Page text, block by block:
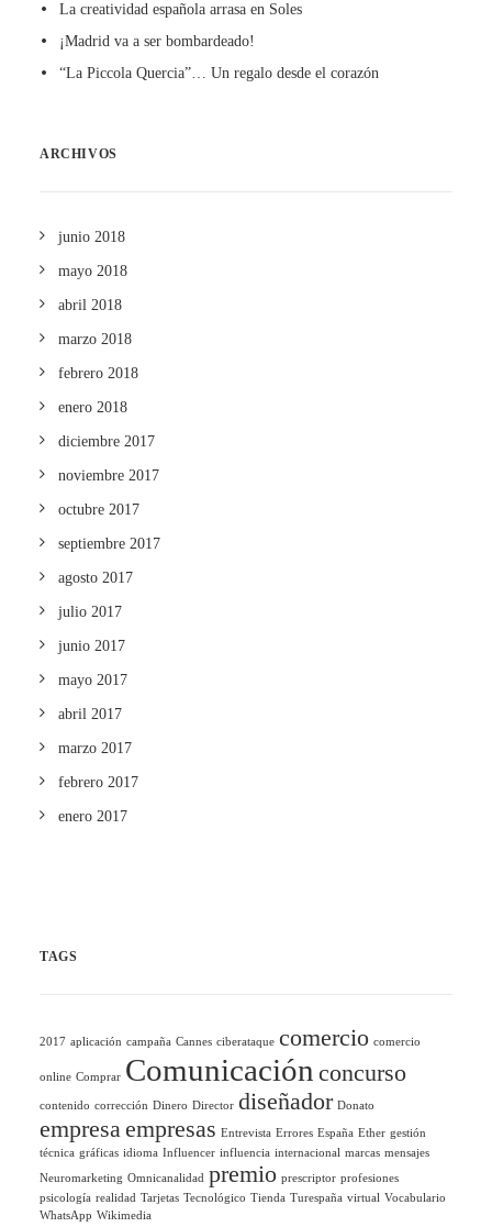
La creatividad española arrasa en Soles
¡Madrid va a ser bombardeado!
“La Piccola Quercia”… Un regalo desde el corazón
ARCHIVOS
junio 2018
mayo 2018
abril 2018
marzo 2018
febrero 2018
enero 2018
diciembre 2017
noviembre 2017
octubre 2017
septiembre 2017
agosto 2017
julio 2017
junio 2017
mayo 2017
abril 2017
marzo 2017
febrero 2017
enero 2017
TAGS
2017 aplicación campaña Cannes ciberataque comercio comercio
online Comprar Comunicación concurso
contenido corrección Dinero Director diseñador Donato
empresaempresas Entrevista Errores España Ether gestión
técnica gráficas idioma Influencer influencia internacional marcas mensajes
Neuromarketing Omnicanalidad premio prescriptor profesiones
psicología realidad Tarjetas Tecnológico Tienda Turespaña virtual Vocabulario
WhatsApp Wikimedia